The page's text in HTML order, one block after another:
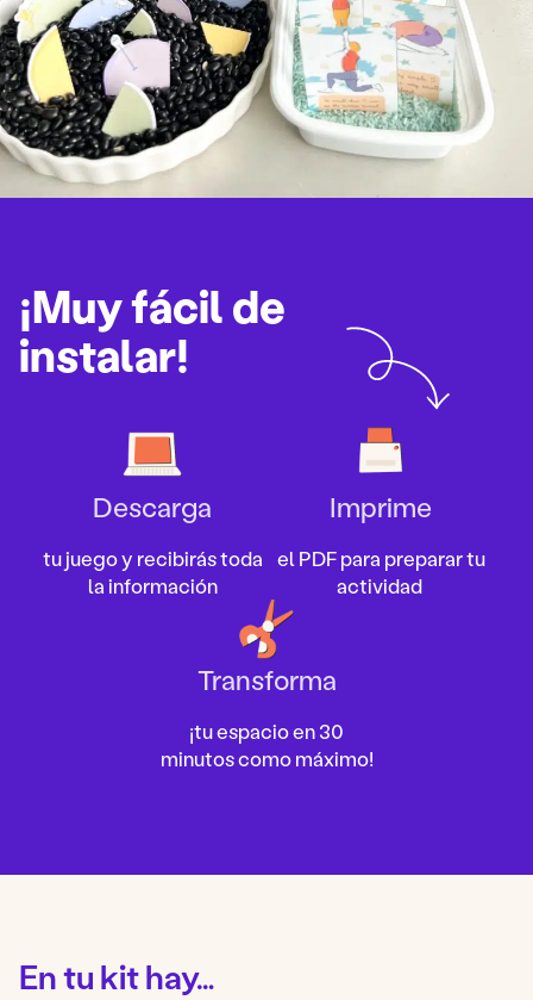
¡Muy fácil de
instalar!
Descarga
tu juego y recibirás toda
la información
Imprime
el PDF para preparar tu
actividad
Transforma
¡tu espacio en 30
minutos como máximo!
En tu kit hay…